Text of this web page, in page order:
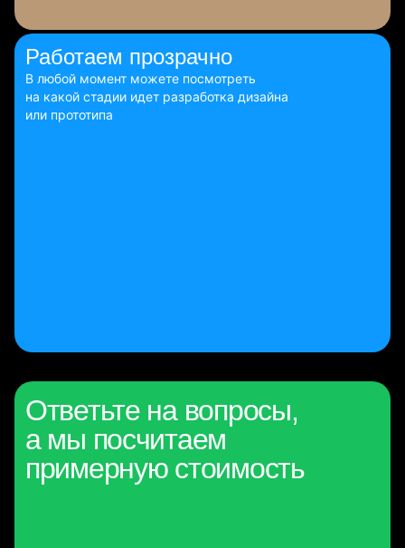
Работаем прозрачно
В любой момент можете посмотреть
на какой стадии идет разработка дизайна
или прототипа
Ответьте на вопросы,
а мы посчитаем
примерную стоимость